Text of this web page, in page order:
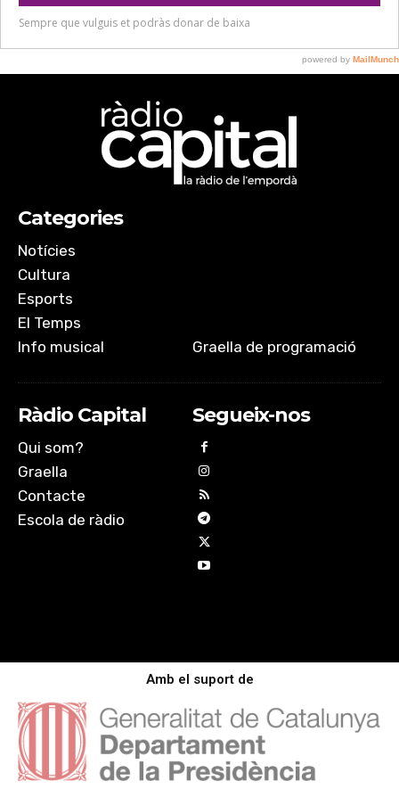
Categories
Notícies
Cultura
Esports
El Temps
Info musical
Graella de programació
Ràdio Capital
Qui som?
Graella
Contacte
Escola de ràdio
Segueix-nos
Amb el suport de